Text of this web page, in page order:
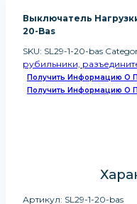
Выключатель
20-Bas
SKU: SL29-1-20-bas
рубильники,
Получить Информацию О
Получить Информацию О
Артикул: SL29-1-20-bas